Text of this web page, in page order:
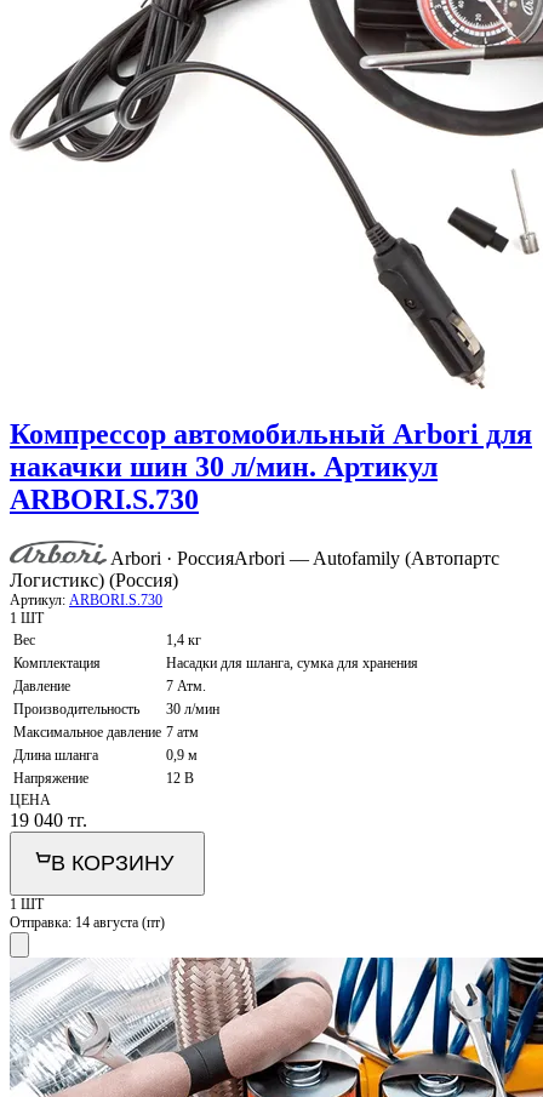
Компрессор автомобильный Arbori для
накачки шин 30 л/мин. Артикул
ARBORI.S.730
Arbori · РоссияArbori — Autofamily (Автопартс
Логистикс) (Россия)
Артикул: ARBORI.S.730
1 ШТ
Вес
1,4 кг
Комплектация
Насадки для шланга, сумка для хранения
Давление
7 Атм.
Производительность
30 л/мин
Максимальное давление 7 атм
Длина шланга
0,9 м
Напряжение
12 В
ЦЕНА
19 040 тг.
В КОРЗИНУ
1 ШТ
Отправка: 14 августа (пт)